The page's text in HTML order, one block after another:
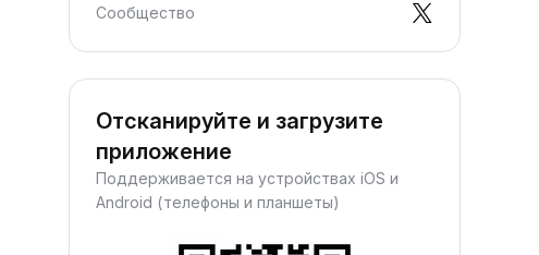
Сообщество
Отсканируйте и загрузите
приложение
Поддерживается на устройствах iOS и
Android (телефоны и планшеты)